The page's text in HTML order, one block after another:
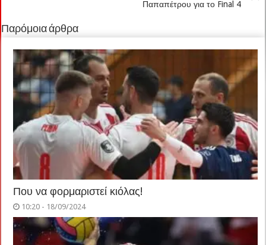
Παπαπέτρου για το Final 4
Παρόμοια άρθρα
Που να φορμαριστεί κιόλας!
10:20 - 18/09/2024